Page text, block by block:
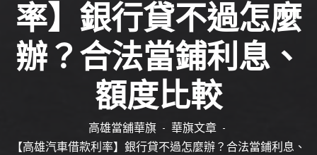
率】銀行貸不過怎麼
辦？合法當鋪利息、
額度比較
高雄當舖華旗
華旗文章
【高雄汽車借款利率】銀行貸不過怎麼辦？合法當鋪利息、